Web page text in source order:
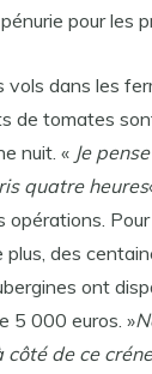
pour les
vols dans les
de tomates
nuit. « Je
quatre heures
opérations.
plus, des
ont
5 000 euros. »
de ce